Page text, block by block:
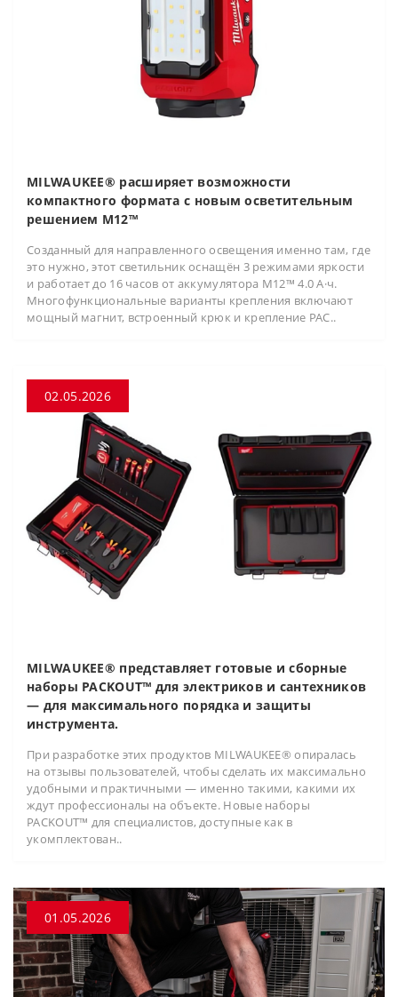
MILWAUKEE® расширяет возможности
компактного формата с новым осветительным
решением M12™
Созданный для направленного освещения именно там, где
это нужно, этот светильник оснащён 3 режимами яркости
и работает до 16 часов от аккумулятора M12™ 4.0 А·ч.
Многофункциональные варианты крепления включают
мощный магнит, встроенный крюк и крепление PAC..
02.05.2026
MILWAUKEE® представляет готовые и сборные
наборы PACKOUT™ для электриков и сантехников
— для максимального порядка и защиты
инструмента.
При разработке этих продуктов MILWAUKEE® опиралась
на отзывы пользователей, чтобы сделать их максимально
удобными и практичными — именно такими, какими их
ждут профессионалы на объекте. Новые наборы
PACKOUT™ для специалистов, доступные как в
укомплектован..
01.05.2026